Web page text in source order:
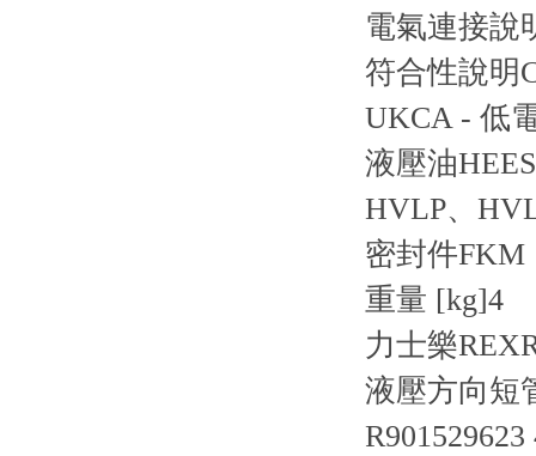
電氣連接說
符合性說明
UKCA - 低
液壓油
HVLP、
密封件FKM
重量 [kg]4
力士樂
液壓方向短